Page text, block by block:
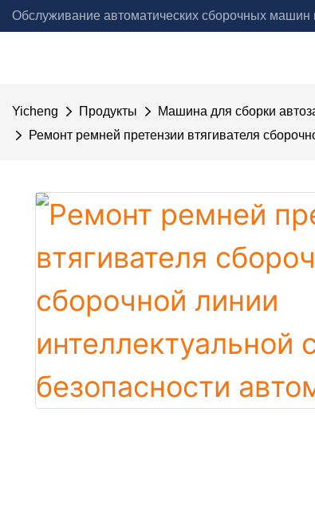
Обслуживание автоматических сборочных машин
Yicheng Продукты Машина для сборки
Ремонт ремней претензии втягивателя